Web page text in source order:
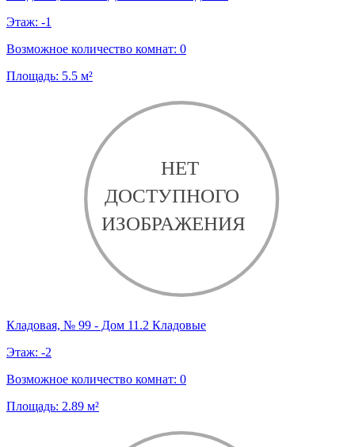
Этаж: -1
Возможное количество комнат: 0
Площадь: 5.5 м²
Кладовая, № 99 - Дом 11.2 Кладовые
Этаж: -2
Возможное количество комнат: 0
Площадь: 2.89 м²